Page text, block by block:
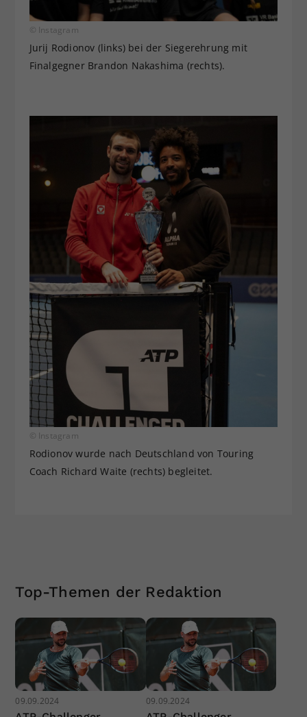
© Instagram
Jurij Rodionov (links) bei der Siegerehrung mit
Finalgegner Brandon Nakashima (rechts).
© Instagram
Rodionov wurde nach Deutschland von Touring
Coach Richard Waite (rechts) begleitet.
Top-Themen der Redaktion
09.09.2024 09.09.2024